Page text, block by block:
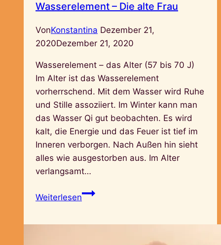
Wasserelement – Die alte Frau
VonKonstantina Dezember 21,
2020Dezember 21, 2020
Wasserelement – das Alter (57 bis 70 J)
Im Alter ist das Wasserelement
vorherrschend. Mit dem Wasser wird Ruhe
und Stille assoziiert. Im Winter kann man
das Wasser Qi gut beobachten. Es wird
kalt, die Energie und das Feuer ist tief im
Inneren verborgen. Nach Außen hin sieht
alles wie ausgestorben aus. Im Alter
verlangsamt…
WeiterlesenWasserelement